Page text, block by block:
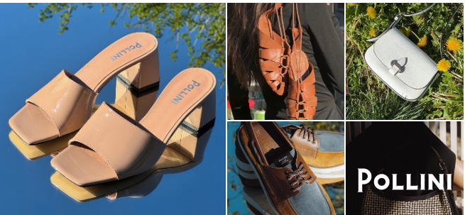
The most-wanted mules and sandals are now on
sale. ...